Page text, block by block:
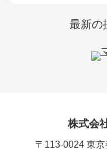
最新の
株式会
〒113-0024 東